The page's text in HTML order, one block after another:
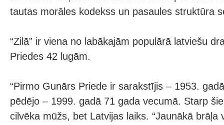
tautas morāles kodekss un pasaules struktūra
“Zilā” ir viena no labākajām populārā latviešu
Priedes 42 lugām.
“Pirmo Gunārs Priede ir sarakstījis – 1953.
pēdējo – 1999. gadā 71 gada vecumā. Starp
cilvēka mūžs, bet Latvijas laiks. “Jaunākā brāļa